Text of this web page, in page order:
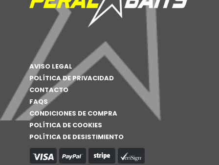
AVISO LEGAL
POLÍTICA DE PRIVACIDAD
CONTACTO
FAQS
CONDICIONES DE COMPRA
POLÍTICA DE COOKIES
POLÍTICA DE DESISTIMIENTO